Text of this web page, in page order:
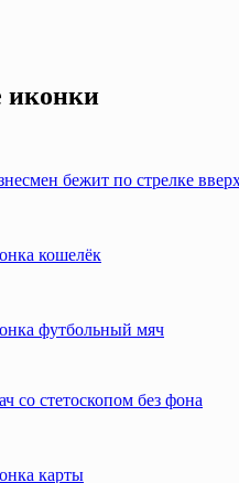
иконки
бежит по стрелке
кошелёк
футбольный мяч
со стетоскопом без фона
карты